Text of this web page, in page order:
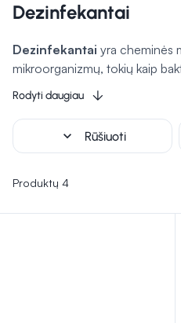
Dezinfekantai
Dezinfekantai yra cheminės
mikroorganizmų, tokių kaip
patogenai, naikinimui
paviršiaus ar kitose vietose,
užkrečiamų ligų. Jie gali būti
skysčiai, geliai, purškikliai ar
kasdienėje higienoje, taip pat
Rodyti daugiau
expand_more Rūšiuoti
Produktų 4